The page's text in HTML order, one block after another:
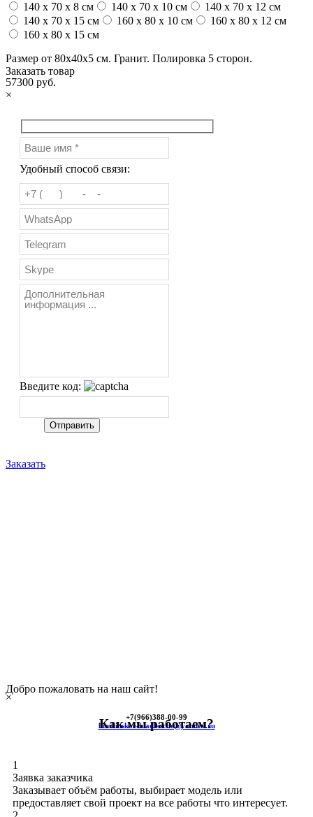
140 x 70 x 8 см
140 x 70 x 10 см
140 x 70 x 12 см
140 x 70 x 15 см
160 x 80 x 10 см
160 x 80 x 12 см
160 x 80 x 15 см
Размер от 80х40х5 см. Гранит. Полировка 5 сторон.
57300 руб.
Заказать товар
×
Удобный способ связи:
Введите код:
Заказать
Добро пожаловать на наш сайт!
+7(966)388-00-99
himkinskoe-kladbische@yandex.ru
×
Как мы работаем?
1
Заявка заказчика
Заказывает объём работы, выбирает модель или
предоставляет свой проект на все работы что интересует.